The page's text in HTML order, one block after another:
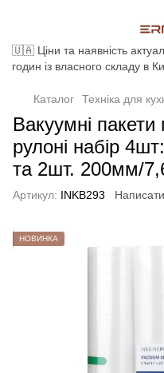
🇺🇦 Ціни та наявність
годин із власного складу в
Каталог Техніка для
Вакуумні
рулоні набір
та 2шт. 200мм/
Артикул: INKB293 Написати
НОВИНКА